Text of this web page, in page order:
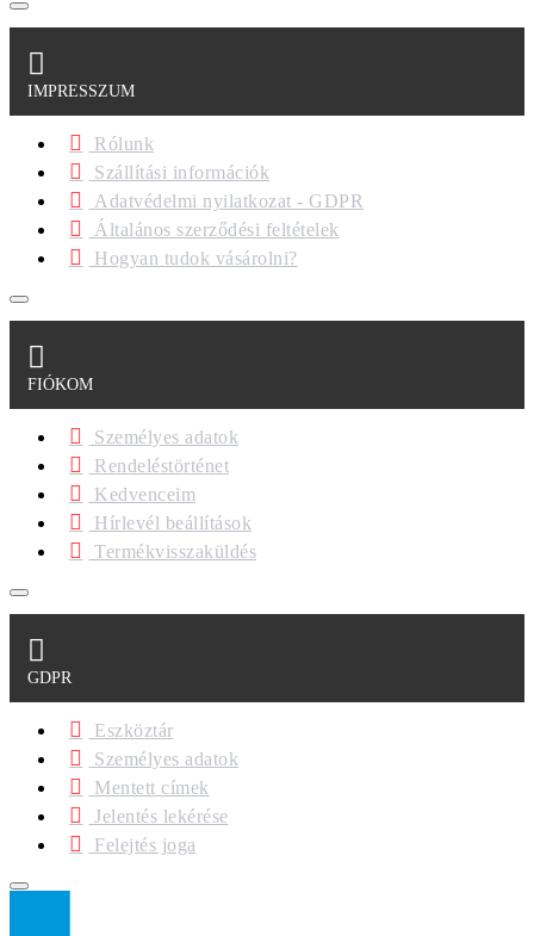
IMPRESSZUM
Rólunk
Szállítási információk
Adatvédelmi nyilatkozat - GDPR
Általános szerződési feltételek
Hogyan tudok vásárolni?
FIÓKOM
Személyes adatok
Rendeléstörténet
Kedvenceim
Hírlevél beállítások
Termékvisszaküldés
GDPR
Eszköztár
Személyes adatok
Mentett címek
Jelentés lekérése
Felejtés joga